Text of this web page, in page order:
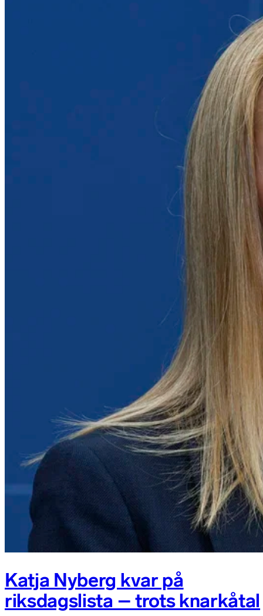
Katja Nyberg kvar på
riksdagslista – trots knarkåtal